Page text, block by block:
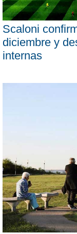
Scaloni
diciembre y
internas